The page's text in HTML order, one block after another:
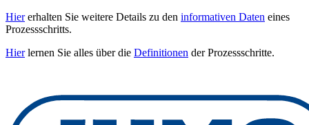
Hiererhalten Sie weitere Details zu den informativen Daten eines
Prozessschritts.
Hierlernen Sie alles über die Definitionen der Prozessschritte.